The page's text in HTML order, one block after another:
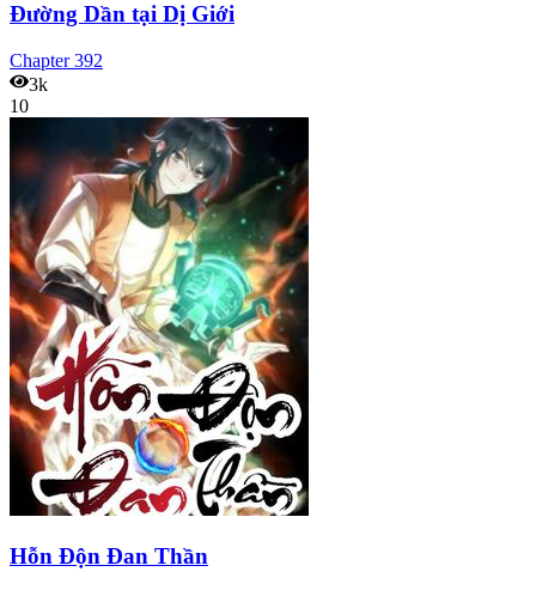
Đường Dần tại Dị Giới
Chapter392
3k
10
Hỗn Độn Đan Thần